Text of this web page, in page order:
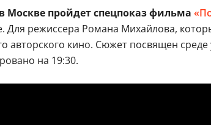
Москве пройдет спецпоказ фильма
режиссера Романа Михайлова,
кино. Сюжет посвящен
на 19:30.